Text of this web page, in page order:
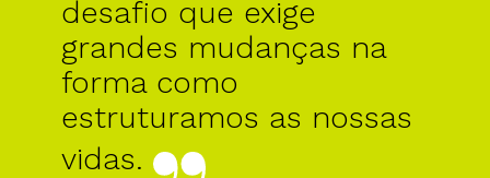
desafio que exige
grandes mudanças na
forma como
estruturamos as nossas
vidas.